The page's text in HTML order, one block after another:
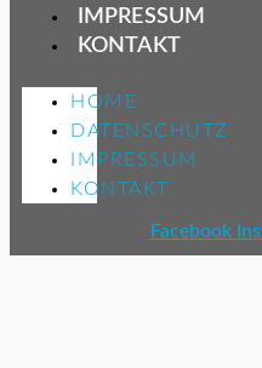
IMPRESSUM
KONTAKT
HOME
DATENSCHUTZ
IMPRESSUM
KONTAKT
Facebook